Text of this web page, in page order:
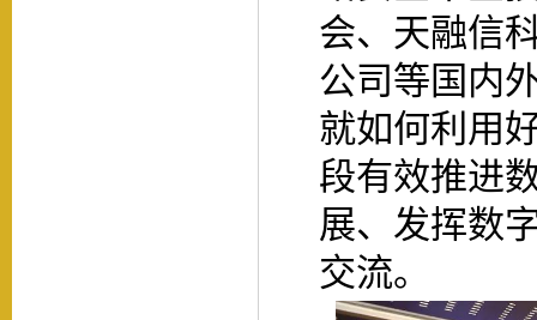
会、天融信
公司等国内
就如何利用
段有效推进
展、发挥数
交流。